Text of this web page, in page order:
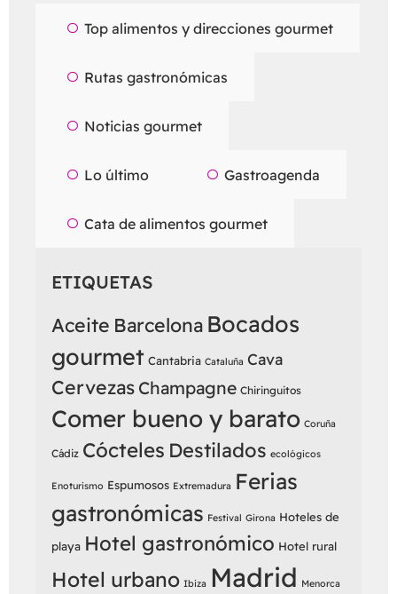
Top alimentos y direcciones gourmet
Rutas gastronómicas
Noticias gourmet
Lo último Gastroagenda
Cata de alimentos gourmet
ETIQUETAS
Aceite Barcelona Bocados
gourmet Cantabria Cataluña Cava
Cervezas Champagne Chiringuitos
Comer bueno y barato Coruña
Cádiz Cócteles Destilados ecológicos
Enoturismo Espumosos Extremadura Ferias
gastronómicas Festival Girona Hoteles de
playa Hotel gastronómico Hotel rural
Hotel urbano Ibiza Madrid Menorca